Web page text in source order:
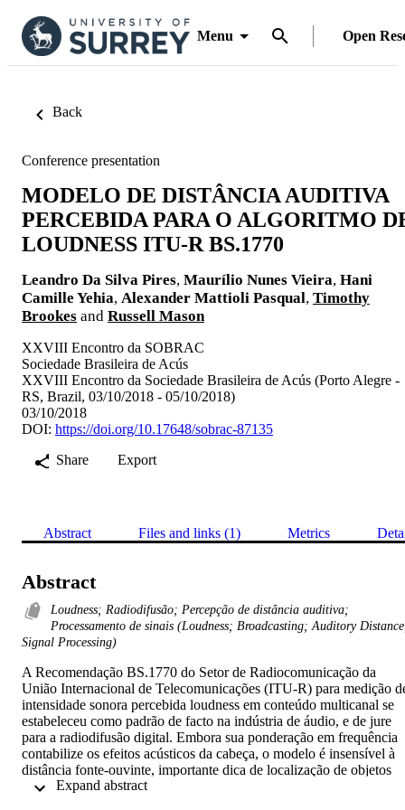
Menu Open
Back
Conference presentation
MODELO DE DISTÂNCIA AUDITIVA
PERCEBIDA PARA O ALGORITMO
LOUDNESS ITU-R BS.1770
Leandro Da Silva Pires, Maurílio Nunes Vieira, Hani
Camille Yehia, Alexander Mattioli Pasqual, Timothy
Brookes and Russell Mason
XXVIII Encontro da SOBRAC
Sociedade Brasileira de Acús
XXVIII Encontro da Sociedade Brasileira de Acús (Porto Alegre -
RS, Brazil, 03/10/2018 - 05/10/2018)
03/10/2018
DOI: https://doi.org/10.17648/sobrac-87135
Share
Export
Abstract Files and links (1) Metrics
Abstract
Loudness; Radiodifusão; Percepção de distância auditiva;
Processamento de sinais (Loudness; Broadcasting; Auditory
Signal Processing)
A Recomendação BS.1770 do Setor de Radiocomunicação da
União Internacional de Telecomunicações (ITU-R) para medição
intensidade sonora percebida loudness em conteúdo multicanal se
estabeleceu como padrão de facto na indústria de áudio, e de jure
para a radiodifusão digital. Embora sua ponderação em frequência
contabilize os efeitos acústicos da cabeça, o modelo é insensível à
distância fonte-ouvinte, importante dica de localização de objetos
sonoros. Testes subjetivos foram conduzidos para investigar o